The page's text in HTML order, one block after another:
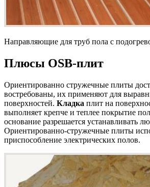
Направляющие для труб пола с
Плюсы OSB-плит
Ориентированно стружечные плиты
востребованы, их применяют для
поверхностей. Кладка плит на
выполняет крепче и теплее покрытие
основание разрешается устанавливать
Ориентированно-стружечные плиты
приспособление электрических полов.